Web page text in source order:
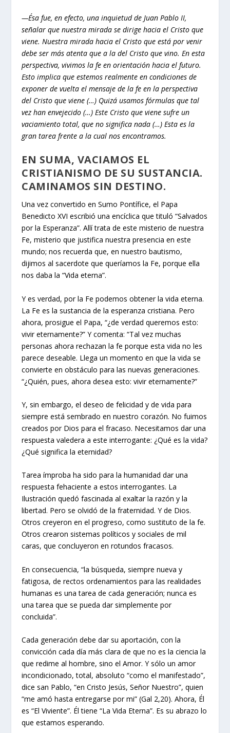
—Ésa fue, en efecto, una inquietud de Juan Pablo II,
señalar que nuestra mirada se dirige hacia el Cristo que
viene. Nuestra mirada hacia el Cristo que está por venir
debe ser más atenta que a la del Cristo que vino. En esta
perspectiva, vivimos la fe en orientación hacia el futuro.
Esto implica que estemos realmente en condiciones de
exponer de vuelta el mensaje de la fe en la perspectiva
del Cristo que viene (…) Quizá usamos fórmulas que tal
vez han envejecido (…) Este Cristo que viene sufre un
vaciamiento total, que no significa nada (…) Esta es la
gran tarea frente a la cual nos encontramos.
EN SUMA, VACIAMOS EL
CRISTIANISMO DE SU SUSTANCIA.
CAMINAMOS SIN DESTINO.
Una vez convertido en Sumo Pontífice, el Papa
Benedicto XVI escribió una encíclica que tituló “Salvados
por la Esperanza”. Allí trata de este misterio de nuestra
Fe, misterio que justifica nuestra presencia en este
mundo; nos recuerda que, en nuestro bautismo,
dijimos al sacerdote que queríamos la Fe, porque ella
nos daba la “Vida eterna”.
Y es verdad, por la Fe podemos obtener la vida eterna.
La Fe es la sustancia de la esperanza cristiana. Pero
ahora, prosigue el Papa, “¿de verdad queremos esto:
vivir eternamente?” Y comenta: “Tal vez muchas
personas ahora rechazan la fe porque esta vida no les
parece deseable. Llega un momento en que la vida se
convierte en obstáculo para las nuevas generaciones.
“¿Quién, pues, ahora desea esto: vivir eternamente?”
Y, sin embargo, el deseo de felicidad y de vida para
siempre está sembrado en nuestro corazón. No fuimos
creados por Dios para el fracaso. Necesitamos dar una
respuesta valedera a este interrogante: ¿Qué es la vida?
¿Qué significa la eternidad?
Tarea ímproba ha sido para la humanidad dar una
respuesta fehaciente a estos interrogantes. La
Ilustración quedó fascinada al exaltar la razón y la
libertad. Pero se olvidó de la fraternidad. Y de Dios.
Otros creyeron en el progreso, como sustituto de la fe.
Otros crearon sistemas políticos y sociales de mil
caras, que concluyeron en rotundos fracasos.
En consecuencia, “la búsqueda, siempre nueva y
fatigosa, de rectos ordenamientos para las realidades
humanas es una tarea de cada generación; nunca es
una tarea que se pueda dar simplemente por
concluida”.
Cada generación debe dar su aportación, con la
convicción cada día más clara de que no es la ciencia la
que redime al hombre, sino el Amor. Y sólo un amor
incondicionado, total, absoluto “como el manifestado”,
dice san Pablo, “en Cristo Jesús, Señor Nuestro”, quien
“me amó hasta entregarse por mi” (Gal 2,20). Ahora, Él
es “El Viviente”. Él tiene “La Vida Eterna”. Es su abrazo lo
que estamos esperando.